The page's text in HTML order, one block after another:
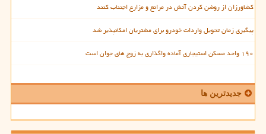
کشاورزان از روشن کردن آتش در مراتع و مزارع اجتناب کنند
پیگیری زمان تحویل واردات خودرو برای مشتریان امکانپذیر شد
۱۹۰ واحد مسکن استیجاری آماده واگذاری به زوج های جوان است
جدیدترین ها